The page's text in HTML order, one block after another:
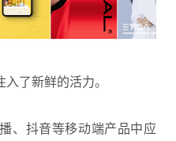
了新鲜的活力。
、抖音等移动端产品中应